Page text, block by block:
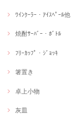
ﾜｲﾝｸｰﾗｰ・ｱｲｽﾍﾟｰﾙ他
焼酎ｻｰﾊﾞｰ・ﾎﾞﾄﾙ
ﾌﾘｰｶｯﾌﾟ・ｼﾞｮｯｷ
箸置き
卓上小物
灰皿